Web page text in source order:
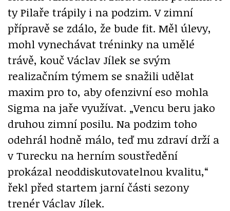
ty Pilaře trápily i na podzim. V zimní
přípravě se zdálo, že bude fit. Měl úlevy,
mohl vynechávat tréninky na umělé
trávě, kouč Václav Jílek se svým
realizačním týmem se snažili udělat
maxim pro to, aby ofenzivní eso mohla
Sigma na jaře využívat. „Vencu beru jako
druhou zimní posilu. Na podzim toho
odehrál hodně málo, teď mu zdraví drží a
v Turecku na herním soustředění
prokázal neoddiskutovatelnou kvalitu,“
řekl před startem jarní části sezony
trenér Václav Jílek.